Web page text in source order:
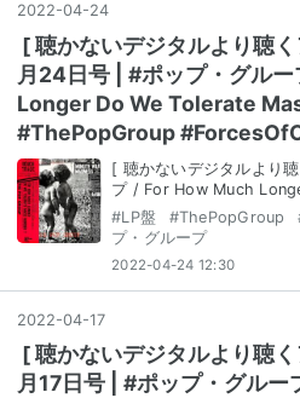
2022-04-24
[ 聴かないデジタルより聴
月24日号 | #ポップ・グル
Longer Do We Tolerate
#ThePopGroup
[ 聴かないデジタルより
プ / For How Much
#LP盤 #ThePopGroup
プ・グループ
2022-04-24 12:30
2022-04-17
[ 聴かないデジタルより聴
月17日号 | #ポップ・グル